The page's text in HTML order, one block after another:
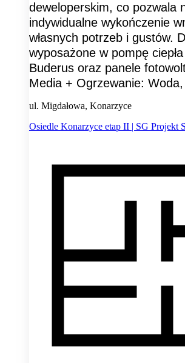
deweloperskim, co pozwala
indywidualne wykończenie
własnych potrzeb i gustów.
wyposażone w pompę
Buderus oraz panele
Media + Ogrzewanie:
ul. Migdałowa, Konarzyce
Osiedle Konarzyce etap II | SG Projekt